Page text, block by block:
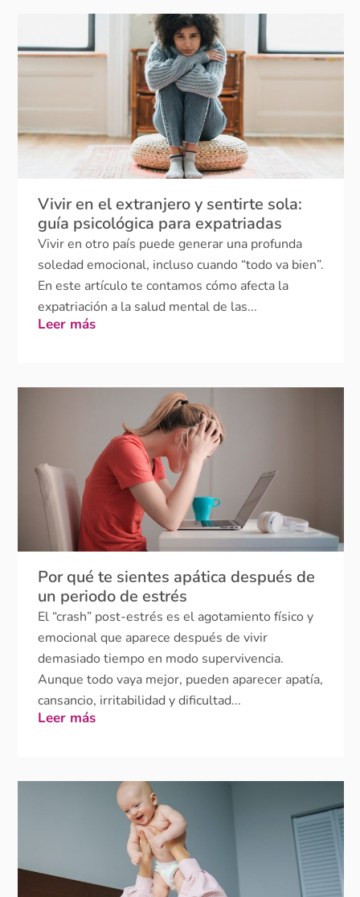
Vivir en el extranjero y sentirte sola:
Vivir en otro país puede generar una profunda
soledad emocional, incluso cuando “todo va bien”.
En este artículo te contamos cómo afecta la
expatriación a la salud mental de las...
Leer más
Por qué te sientes apática después de
El “crash” post-estrés es el agotamiento físico y
emocional que aparece después de vivir
demasiado tiempo en modo supervivencia.
Aunque todo vaya mejor, pueden aparecer apatía,
cansancio, irritabilidad y dificultad...
Leer más